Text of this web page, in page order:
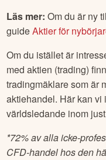
Läs mer: Om du är ny
guideAktier för
Om du istället är
med aktien (trading)
tradingmäklare som är
aktiehandel. Här kan vi
världsledande inom
*72% av alla icke-
CFD-handel hos den